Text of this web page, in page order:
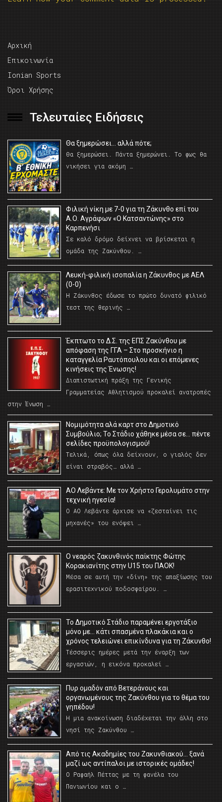
Αρχική
Επικοινωνία
Ionian Sports
Όροι Χρήσης
Τελευταίες Ειδήσεις
Θα ξημερώσει… αλλά πότε;
Θα ξημερώσει. Πάντα ξημερώνει. Το φως θα
νικήσει για ακόμη …
Φιλική νίκη με 7-0 για τη Ζάκυνθο επί του
Α.Ο. Αγράφων «Ο Κατσαντώνης» στο
Καρπενήσι
Σε καλό δρόμο δείχνει να βρίσκεται η
ομάδα της Ζακύνθου. …
Λευκή-φιλική ισοπαλία η Ζάκυνθος με ΑΕΛ
(0-0)
Η Ζάκυνθος έδωσε το πρώτο δυνατό φιλικό
τεστ της θερινής …
Έκπτωτο το Δ.Σ. της ΕΠΣ Ζακύνθου με
απόφαση της ΓΓΑ – Στο προσκήνιο η
καταγγελία Ραυτόπουλου και οι επόμενες
κινήσεις της Ένωσης!
Διαπιστωτική πράξη της Γενικής
Γραμματείας Αθλητισμού προκαλεί ανατροπές
στην Ένωση …
Νομιμότητα αλά καρτ στο Δημοτικό
Συμβούλιο; Το Στάδιο χάθηκε μέσα σε… πέντε
σελίδες προϋπολογισμού!
Τελικά, όπως όλα δείχνουν, ο γιαλός δεν
είναι στραβός… αλλά …
ΑΟ Λεβάντε: Με τον Χρήστο Γερολυμάτο στην
τεχνική ηγεσία!
Ο ΑΟ Λεβάντε άρχισε να «ζεσταίνει τις
μηχανές» του ενόψει …
O νεαρός ζακυνθινός παίκτης Φώτης
Κορακιανίτης στην U15 του ΠΑΟΚ!
Μέσα σε αυτή την «δίνη» της απαξίωσης του
ερασιτεχνικού ποδοσφαίρου. …
Το Δημοτικό Στάδιο παραμένει εργοτάξιο
μόνο με… κάτι σπασμένα πλακάκια και ο
χρόνος τελειώνει επικίνδυνα για τη Ζάκυνθο!
Τέσσερις ημέρες μετά την έναρξη των
εργασιών, η εικόνα προκαλεί …
Πυρ ομαδόν από Βετεράνους και
οργανωμένους της Ζακύνθου για το θέμα του
γηπέδου!
Η μια ανακοίνωση διαδέχεται την άλλη στο
νησί της Ζακύνθου …
Από τις Ακαδημίες του Ζακυνθιακού… ξανά
μαζί ως αντίπαλοι με ιστορικές ομάδες!
Ο Ραφαήλ Πέττας με τη φανέλα του
Πανιωνίου και ο …